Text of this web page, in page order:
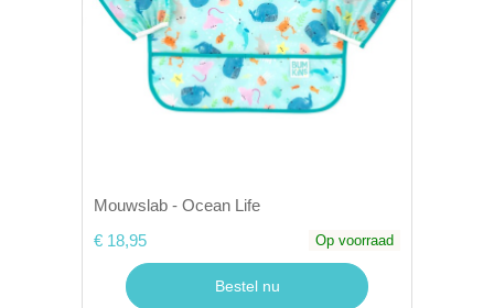
Mouwslab - Ocean Life
€ 18,95
Op voorraad
Bestel nu